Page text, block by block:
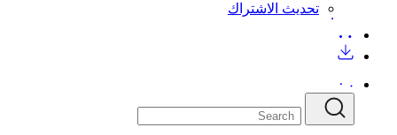
تحديث الاشتراك